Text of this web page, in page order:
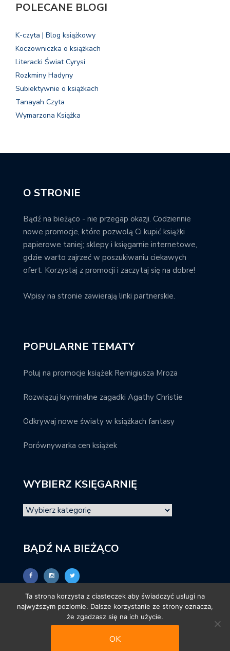
POLECANE BLOGI
K-czyta | Blog książkowy
Koczowniczka o książkach
Literacki Świat Cyrysi
Rozkminy Hadyny
Subiektywnie o książkach
Tanayah Czyta
Wymarzona Książka
O STRONIE
Bądź na bieżąco - nie przegap okazji. Codziennie
nowe promocje, które pozwolą Ci kupić książki
papierowe taniej; sklepy i księgarnie internetowe,
gdzie warto zajrzeć w poszukiwaniu ciekawych
ofert. Korzystaj z promocji i zaczytaj się na dobre!
Wpisy na stronie zawierają linki partnerskie.
POPULARNE TEMATY
Poluj na promocje książek Remigiusza Mroza
Rozwiązuj kryminalne zagadki Agathy Christie
Odkrywaj nowe światy w książkach fantasy
Porównywarka cen książek
WYBIERZ KSIĘGARNIĘ
BĄDŹ NA BIEŻĄCO
Ta strona korzysta z ciasteczek aby świadczyć usługi na
najwyższym poziomie. Dalsze korzystanie ze strony oznacza,
że zgadzasz się na ich użycie.
OK